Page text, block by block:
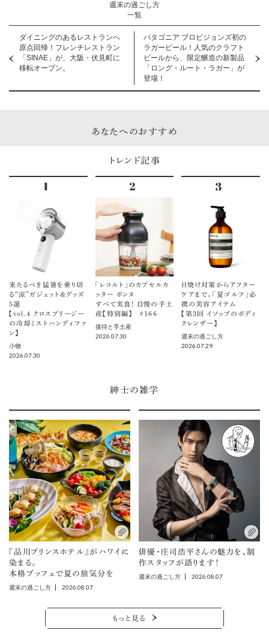
週末の過ごし方
一覧
ダイニングのあるレストランへ
原点回帰！フレンチレストラン
「SINAE」が、大阪・伏見町に
移転オープン。
パタゴニア プロビジョンズ初の
ラガービール！人気のクラフト
ビールから、限定醸造の新製品
「ロング・ルート・ラガー」が
登場！
あなたへのおすすめ
トレンド記事
来たるべき猛暑を乗り切
る“涼”ガジェット＆グッズ
5選
【vol.４ クロスブリージー
の冷却ミストハンディファ
ン】
小物
2026.07.30
「レコルト」のカプセルカ
ッター ボンヌ
すべて実食！ 自慢の手土
産【特別編】 ＃166
接待と手土産
2026.07.30
日焼け対策からアフター
ケアまで。「夏ゴルフ」必
携の美容アイテム
【第3回 イソップのボディ
クレンザー】
週末の過ごし方
2026.07.29
紳士の雑学
『品川プリンスホテル』がハワイに
染まる。
本格ブッフェで夏の旅気分を
週末の過ごし方 2026.08.07
俳優・庄司浩平さんの魅力を、制
作スタッフが語ります！
週末の過ごし方 2026.08.07
もっと見る